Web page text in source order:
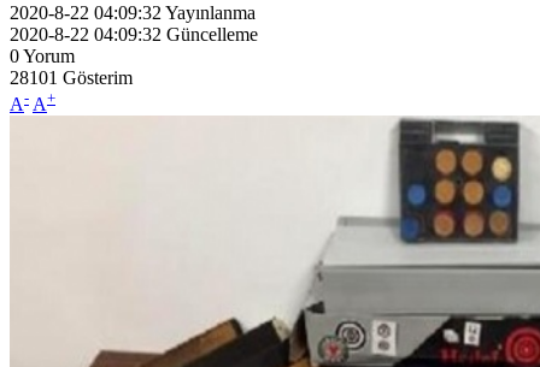
2020-8-22 04:09:32 Yayınlanma
2020-8-22 04:09:32 Güncelleme
0Yorum
28101 Gösterim
A- A+